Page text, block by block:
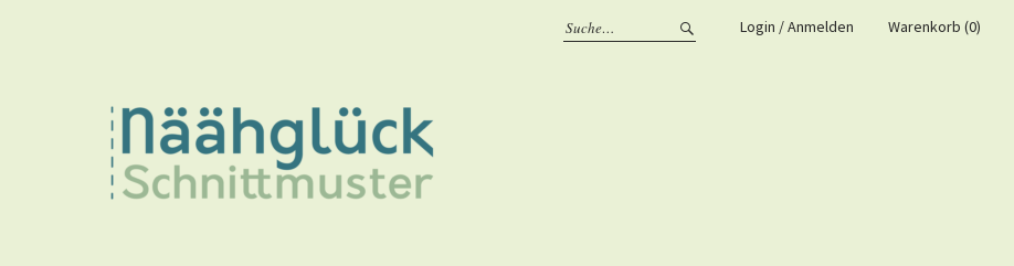
Login / Anmelden Warenkorb (0)